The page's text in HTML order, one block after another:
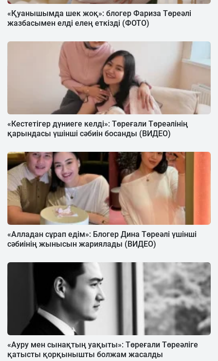
«Қуанышымда шек жоқ»: блогер Фариза Төреәлі
жазбасымен елді елең еткізді (ФОТО)
«Кестетігер дүниеге келді»: Төреғали Төреәлінің
қарындасы үшінші сәбиін босанды (ВИДЕО)
«Алладан сұрап едім»: Блогер Дина Төреәлі үшінші
сәбиінің жынысын жариялады (ВИДЕО)
«Ауру мен сынақтың уақыты»: Төреғали Төреәліге
қатысты қорқынышты болжам жасалды